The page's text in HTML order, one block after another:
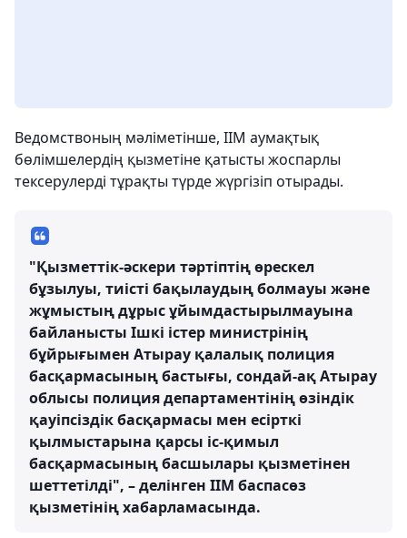
Ведомствоның мәліметінше, ІІМ аумақтық
бөлімшелердің қызметіне қатысты жоспарлы
тексерулерді тұрақты түрде жүргізіп отырады.
"Қызметтік-әскери тәртіптің өрескел
бұзылуы, тиісті бақылаудың болмауы және
жұмыстың дұрыс ұйымдастырылмауына
байланысты Ішкі істер министрінің
бұйрығымен Атырау қалалық полиция
басқармасының бастығы, сондай-ақ Атырау
облысы полиция департаментінің өзіндік
қауіпсіздік басқармасы мен есірткі
қылмыстарына қарсы іс-қимыл
басқармасының басшылары қызметінен
шеттетілді", – делінген ІІМ баспасөз
қызметінің хабарламасында.